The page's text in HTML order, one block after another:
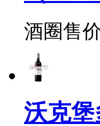
酒圈售价
沃克堡